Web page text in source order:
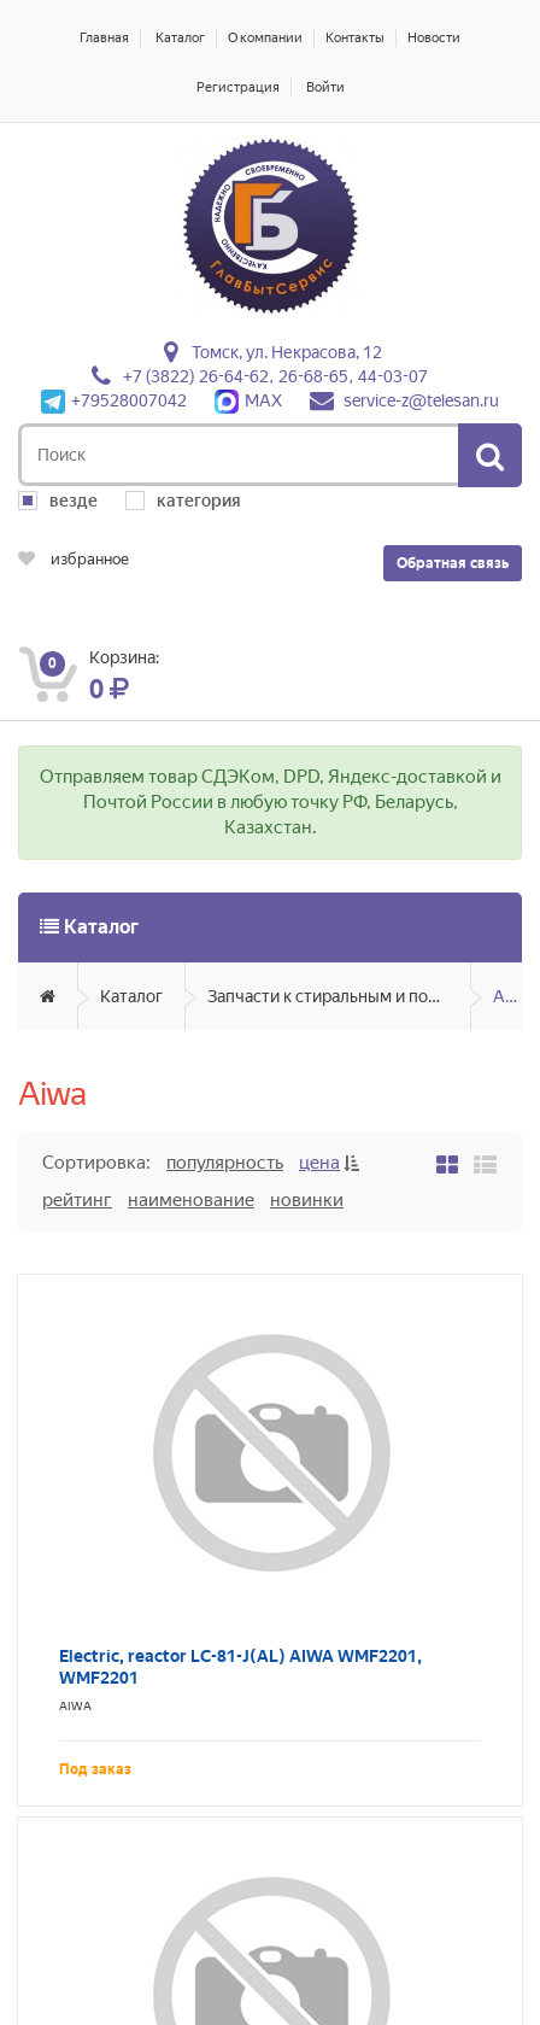
Главная Каталог О компании Контакты Новости
Регистрация Войти
Томск, ул. Некрасова, 12
+7 (3822) 26-64-62, 26-68-65, 44-03-07
+79528007042
MAX service-z@telesan.ru
везде категория
Обратная связь
избранное
0 Корзина:
0
Отправляем товар СДЭКом, DPD, Яндекс-доставкой и
Почтой России в любую точку РФ, Беларусь,
Казахстан.
Каталог
Каталог Запчасти к стиральным и посудомоечным машинам Aiwa
Aiwa
Сортировка: популярность
цена
рейтинг
наименование новинки
Electric, reactor LC-81-J(AL) AIWA WMF2201,
WMF2201
AIWA
Под заказ